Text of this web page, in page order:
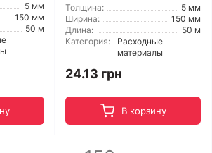
5 мм
150 мм
50 м
Толщина:
5 мм
Ширина:
150 мм
Длина:
50 м
Категория:
Расходные
материалы
24.13 грн
В корзину